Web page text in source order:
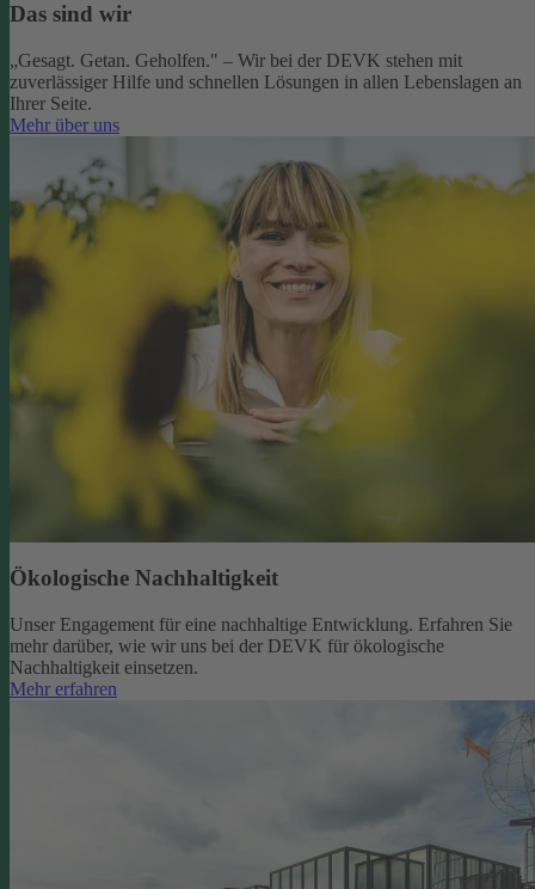
Das sind wir
„Gesagt. Getan. Geholfen." – Wir bei der DEVK stehen mit
zuverlässiger Hilfe und schnellen Lösungen in allen Lebenslagen an
Ihrer Seite.
Mehr über uns
Ökologische Nachhaltigkeit
Unser Engagement für eine nachhaltige Entwicklung. Erfahren Sie
mehr darüber, wie wir uns bei der DEVK für ökologische
Nachhaltigkeit einsetzen.
Mehr erfahren